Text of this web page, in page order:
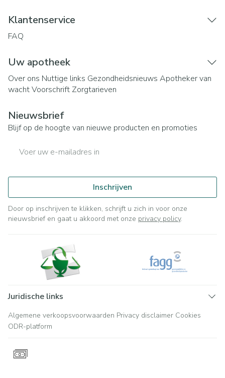
Klantenservice
FAQ
Uw apotheek
Over ons Nuttige links Gezondheidsnieuws Apotheker van
wachtVoorschrift Zorgtarieven
Nieuwsbrief
Blijf op de hoogte van nieuwe producten en promoties
Inschrijven
Door op inschrijven te klikken, schrijft u zich in voor onze
nieuwsbrief en gaat u akkoord met onze privacy policy.
Juridische links
Algemene verkoopsvoorwaarden Privacy disclaimer Cookies
ODR-platform